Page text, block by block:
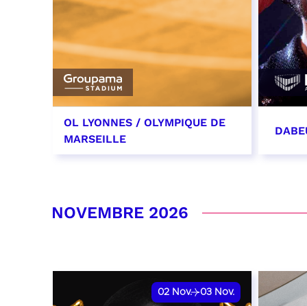
OL LYONNES / OLYMPIQUE DE
MARSEILLE
RÉSERVER
NOVEMBRE 2026
02 Nov. 03 Nov.